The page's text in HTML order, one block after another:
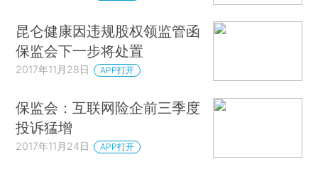
昆仑健康因违规股权领监管函
保监会下一步将处置
2017年11月28日 APP打开
保监会：互联网险企前三季度
投诉猛增
2017年11月24日 APP打开